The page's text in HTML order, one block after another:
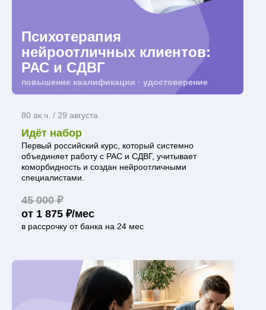
Психотерапия
нейроотличных клиентов:
РАС и СДВГ
повышение квалификации · удостоверение
80 ак.ч. / 29 августа
Идёт набор
Первый российский курс, который системно
объединяет работу с РАС и СДВГ, учитывает
коморбидность и создан нейроотличными
специалистами.
45 000 ₽
от 1 875 ₽/мес
в рассрочку от банка на 24 мес